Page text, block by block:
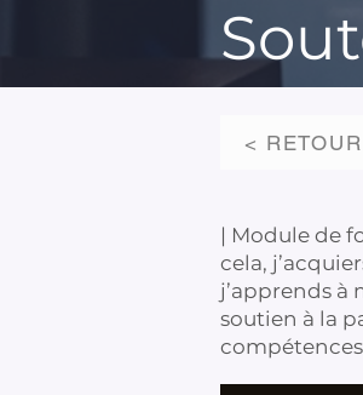
<
| Module de
cela,
j’apprends à
soutien à la